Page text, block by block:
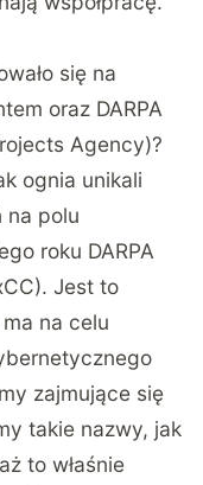
się na
oraz DARPA
Agency)?
ognia unikali
na polu
roku DARPA
Jest to
na celu
zajmujące się
takie nazwy, jak
to właśnie